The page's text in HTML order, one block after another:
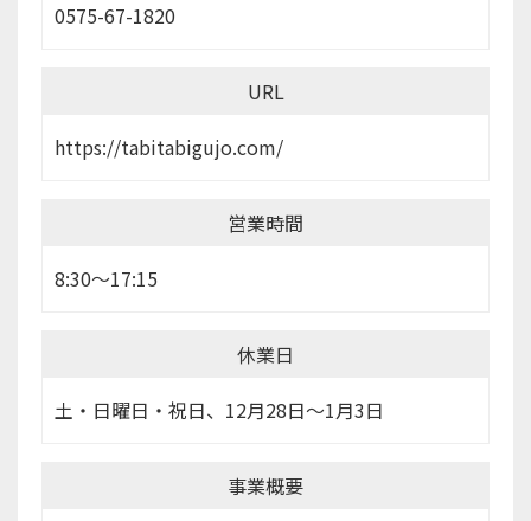
0575-67-1820
URL
https://tabitabigujo.com/
営業時間
8:30～17:15
休業日
土・日曜日・祝日、12月28日～1月3日
事業概要